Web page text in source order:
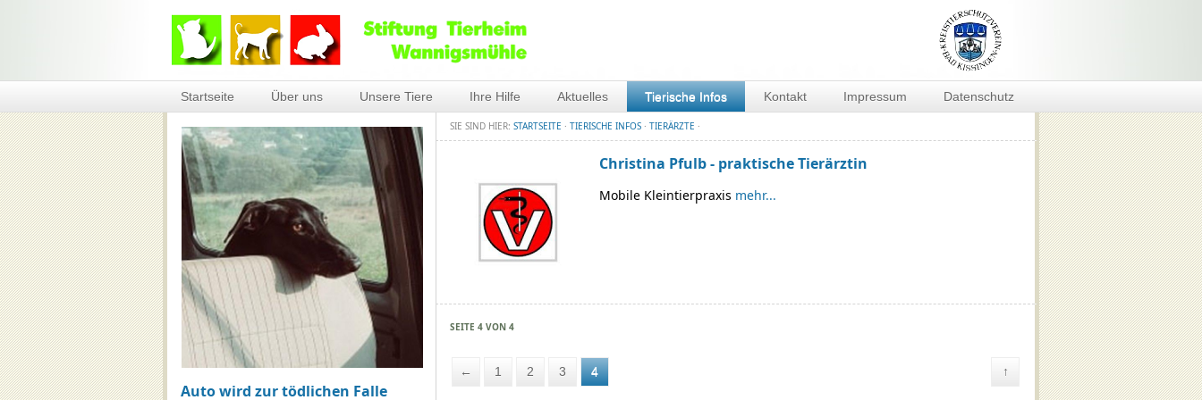
Startseite Über uns Unsere Tiere Ihre Hilfe Aktuelles Tierische Infos Kontakt Impressum Datenschutz
Auto wird zur tödlichen Falle
SIE SIND HIER: STARTSEITE · TIERISCHE INFOS · TIERÄRZTE ·
Christina Pfulb - praktische Tierärztin
Mobile Kleintierpraxis mehr...
SEITE 4 VON 4
← 1 2 3 4 ↑